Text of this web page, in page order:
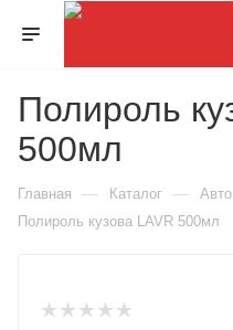
Полироль
500мл
Главная — Каталог — Авто
Полироль кузова LAVR 500мл